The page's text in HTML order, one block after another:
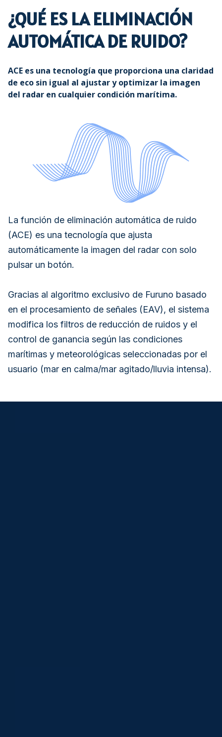
¿QUÉ ES LA ELIMINACIÓN
AUTOMÁTICA DE RUIDO?
ACE es una tecnología que proporciona una claridad
de eco sin igual al ajustar y optimizar la imagen
del radar en cualquier condición marítima.
La función de eliminación automática de ruido
(ACE) es una tecnología que ajusta
automáticamente la imagen del radar con solo
pulsar un botón.
Gracias al algoritmo exclusivo de Furuno basado
en el procesamiento de señales (EAV), el sistema
modifica los filtros de reducción de ruidos y el
control de ganancia según las condiciones
marítimas y meteorológicas seleccionadas por el
usuario (mar en calma/mar agitado/lluvia intensa).